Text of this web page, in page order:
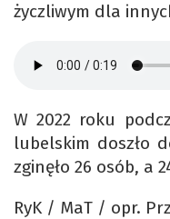
życzliwym dla
W 2022 roku
lubelskim doszło
zginęło 26 osób, a
RyK / MaT / opr.